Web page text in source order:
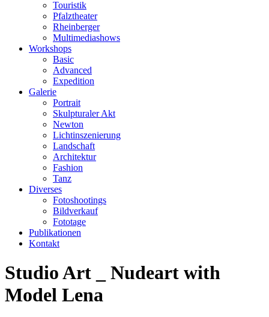
Touristik
Pfalztheater
Rheinberger
Multimediashows
Workshops
Basic
Advanced
Expedition
Galerie
Portrait
Skulpturaler Akt
Newton
Lichtinszenierung
Landschaft
Architektur
Fashion
Tanz
Diverses
Fotoshootings
Bildverkauf
Fototage
Publikationen
Kontakt
Studio Art _ Nudeart with
Model Lena